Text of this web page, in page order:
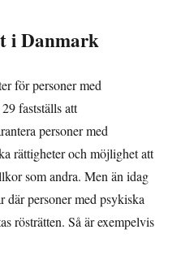
i Danmark
för personer med
fastställs att
personer med
rättigheter och möjlighet att
som andra. Men än idag
där personer med psykiska
rösträtten. Så är exempelvis